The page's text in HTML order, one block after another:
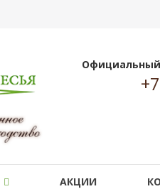
Официальный
АКЦИИ